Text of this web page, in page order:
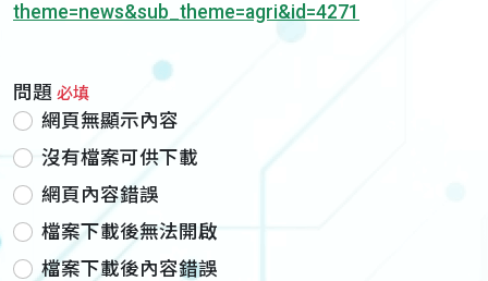
theme=news&sub_theme=agri&id=4271
問題 必填
網頁無顯示內容
沒有檔案可供下載
網頁內容錯誤
檔案下載後無法開啟
檔案下載後內容錯誤